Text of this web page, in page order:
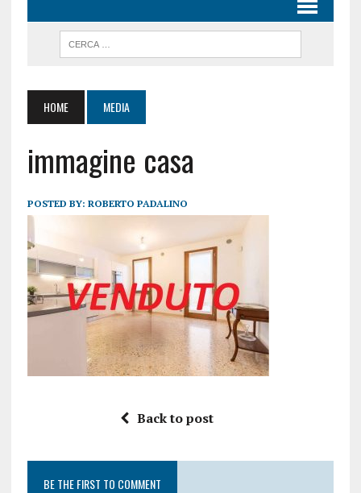
HOME MEDIA
immagine casa
POSTED BY: ROBERTO PADALINO
Back to post
BE THE FIRST TO COMMENT